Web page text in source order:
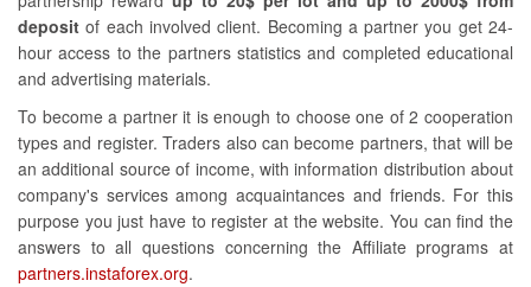
deposit of each involved client. Becoming a partner you get 24-
hour access to the partners statistics and completed educational
and advertising materials.
To become a partner it is enough to choose one of 2 cooperation
types and register. Traders also can become partners, that will be
an additional source of income, with information distribution about
company's services among acquaintances and friends. For this
purpose you just have to register at the website. You can find the
answers to all questions concerning the Affiliate programs at
partners.instaforex.org.